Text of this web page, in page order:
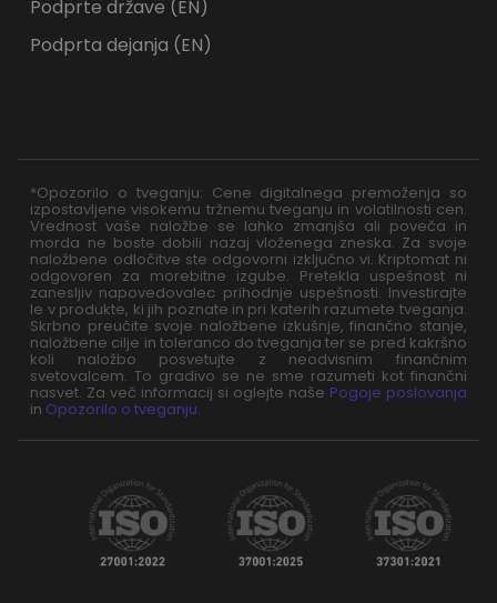
Podprte države (EN)
Podprta dejanja (EN)
*Opozorilo o tveganju: Cene digitalnega premoženja so
izpostavljene visokemu tržnemu tveganju in volatilnosti cen.
Vrednost vaše naložbe se lahko zmanjša ali poveča in
morda ne boste dobili nazaj vloženega zneska. Za svoje
naložbene odločitve ste odgovorni izključno vi. Kriptomat ni
odgovoren za morebitne izgube. Pretekla uspešnost ni
zanesljiv napovedovalec prihodnje uspešnosti. Investirajte
le v produkte, ki jih poznate in pri katerih razumete tveganja.
Skrbno preučite svoje naložbene izkušnje, finančno stanje,
naložbene cilje in toleranco do tveganja ter se pred kakršno
koli naložbo posvetujte z neodvisnim finančnim
svetovalcem. To gradivo se ne sme razumeti kot finančni
nasvet. Za več informacij si oglejte naše Pogoje poslovanja
in Opozorilo o tveganju.